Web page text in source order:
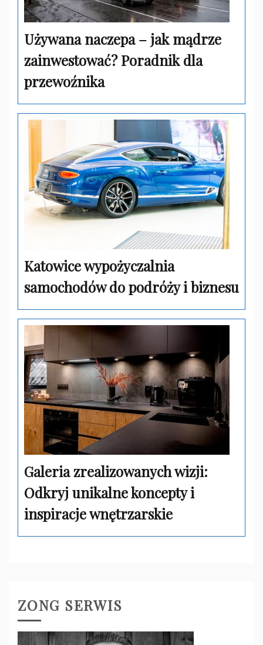
Używana naczepa – jak mądrze
zainwestować? Poradnik dla
przewoźnika
Katowice wypożyczalnia
samochodów do podróży i biznesu
Galeria zrealizowanych wizji:
Odkryj unikalne koncepty i
inspiracje wnętrzarskie
ZONG SERWIS